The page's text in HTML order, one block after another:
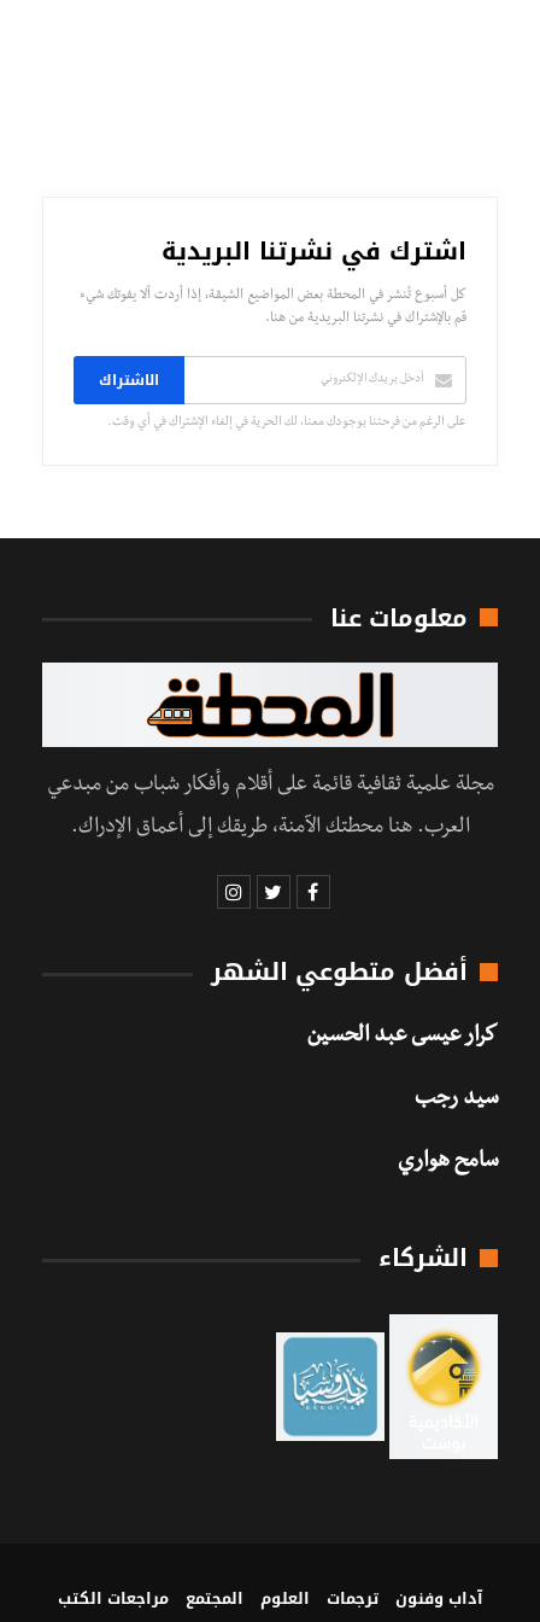
اشترك في نشرتنا البريدية
كل أسبوع تُنشر في المحطة بعض المواضيع الشيقة، إذا أردت ألا يفوتك شيء
قم بالإشتراك في نشرتنا البريدية من هنا.
الاشتراك
على الرغم من فرحتنا بوجودك معنا، لك الحرية في إلغاء الإشتراك في أي وقت.
معلومات عنا
مجلة علمية ثقافية قائمة على أقلام وأفكار شباب من مبدعي
العرب. هنا محطتك الآمنة، طريقك إلى أعماق الإدراك.
أفضل متطوعي الشهر
كرار عيسى عبد الحسين
سيد رجب
سامح هواري
الشركاء
آداب وفنون ترجمات العلوم المجتمع
مراجعات الكتب